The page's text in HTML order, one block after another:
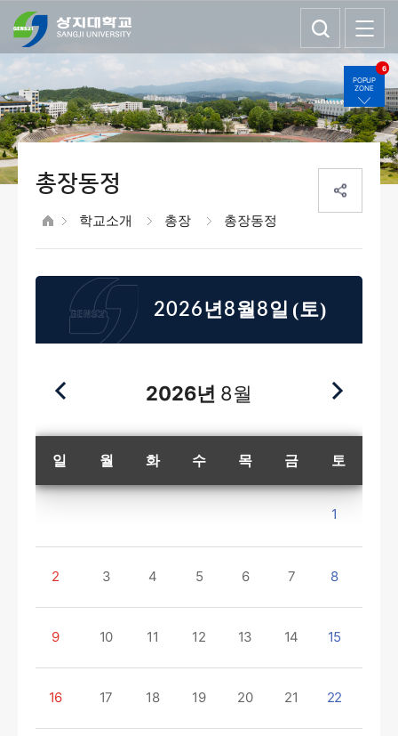
POPUP
ZONE
6
총장동정
학교소개 총장 총장동정
2026년8월8일 (토)
2026년 8월
일 월 화 수 목 금 토
1
2 3 4 5 6 7 8
9 10 11 12 13 14 15
16 17 18 19 20 21 22